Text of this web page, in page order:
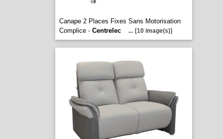
Canape 2 Places Fixes Sans Motorisation
Complice - Centrelec ... [10 image(s)]